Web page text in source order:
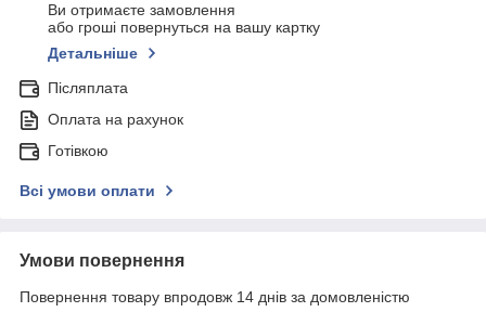
Ви отримаєте замовлення
або гроші повернуться на вашу картку
Детальніше
Післяплата
Оплата на рахунок
Готівкою
Всі умови оплати
Умови повернення
Повернення товару впродовж 14 днів за домовленістю